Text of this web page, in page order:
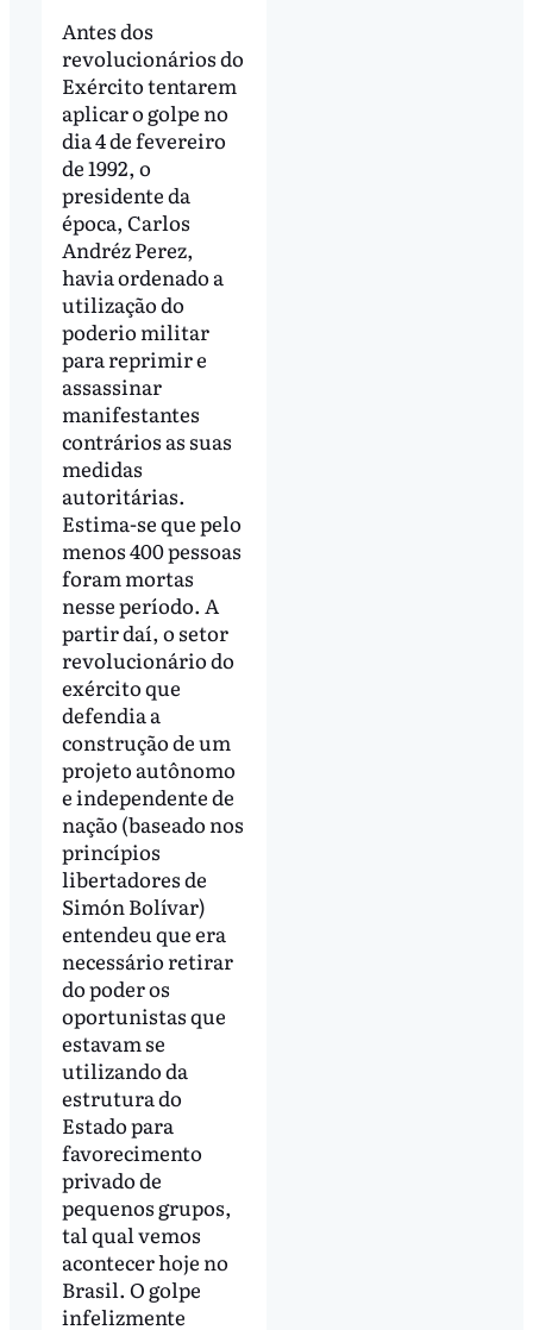
Antes dos
revolucionários do
Exército tentarem
aplicar o golpe no
dia 4 de fevereiro
de 1992, o
presidente da
época, Carlos
Andréz Perez,
havia ordenado a
utilização do
poderio militar
para reprimir e
assassinar
manifestantes
contrários as suas
medidas
autoritárias.
Estima-se que pelo
menos 400 pessoas
foram mortas
nesse período. A
partir daí, o setor
revolucionário do
exército que
defendia a
construção de um
projeto autônomo
e independente de
nação (baseado nos
princípios
libertadores de
Simón Bolívar)
entendeu que era
necessário retirar
do poder os
oportunistas que
estavam se
utilizando da
estrutura do
Estado para
favorecimento
privado de
pequenos grupos,
tal qual vemos
acontecer hoje no
Brasil. O golpe
infelizmente